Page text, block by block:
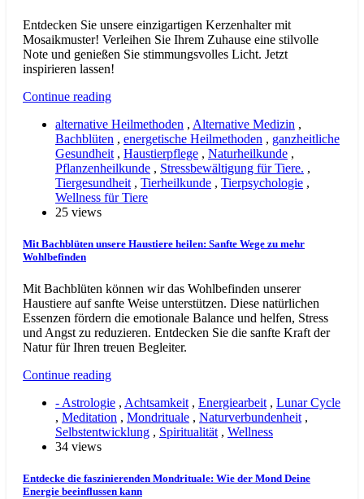
Entdecken Sie unsere einzigartigen Kerzenhalter mit
Mosaikmuster! Verleihen Sie Ihrem Zuhause eine stilvolle
Note und genießen Sie stimmungsvolles Licht. Jetzt
inspirieren lassen!
Continue reading
alternative Heilmethoden , Alternative Medizin ,
Bachblüten , energetische Heilmethoden , ganzheitliche
Gesundheit , Haustierpflege , Naturheilkunde ,
Pflanzenheilkunde , Stressbewältigung für Tiere. ,
Tiergesundheit , Tierheilkunde , Tierpsychologie ,
Wellness für Tiere
25 views
Mit Bachblüten unsere Haustiere heilen: Sanfte Wege zu mehr
Wohlbefinden
Mit Bachblüten können wir das Wohlbefinden unserer
Haustiere auf sanfte Weise unterstützen. Diese natürlichen
Essenzen fördern die emotionale Balance und helfen, Stress
und Angst zu reduzieren. Entdecken Sie die sanfte Kraft der
Natur für Ihren treuen Begleiter.
Continue reading
- Astrologie , Achtsamkeit , Energiearbeit , Lunar Cycle
, Meditation , Mondrituale , Naturverbundenheit ,
Selbstentwicklung , Spiritualität , Wellness
34 views
Entdecke die faszinierenden Mondrituale: Wie der Mond Deine
Energie beeinflussen kann